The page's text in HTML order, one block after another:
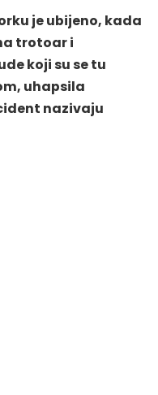
je ubijeno, kada
trotoar i
koji su se tu
uhapsila
nazivaju